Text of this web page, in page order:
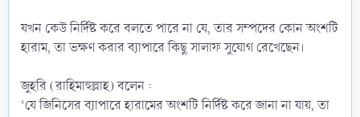
যখন কেউ নির্দিষ্ট করে বলতে পারে না যে, তার সম্পদের কোন অংশটি
হারাম, তা ভক্ষণ করার ব্যাপারে কিছু সালাফ সুযোগ রেখেছেন।
জুহরি (রাহিমাহুল্লাহ) বলেন :
‘যে জিনিসের ব্যাপারে হারামের অংশটি নির্দিষ্ট করে জানা না যায়, তা